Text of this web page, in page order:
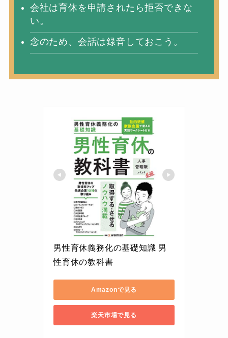
会社は育休を申請されたら拒否できな
い。
念のため、会話は録音しておこう。
男性育休義務化の基礎知識 男
性育休の教科書
Amazonで見る
楽天市場で見る